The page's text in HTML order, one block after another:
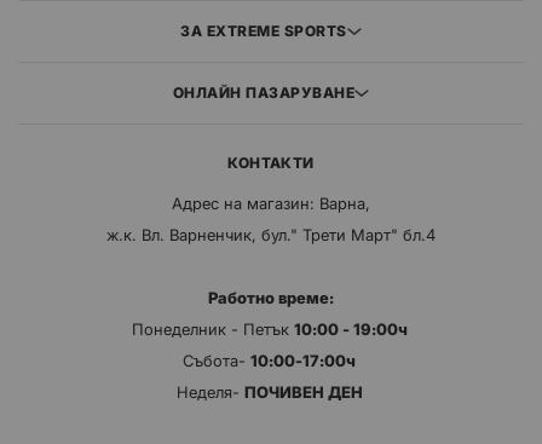
ЗА EXTREME SPORTS
ОНЛАЙН ПАЗАРУВАНЕ
КОНТАКТИ
Адрес на магазин: Варна,
ж.к. Вл. Варненчик, бул." Трети Март" бл.4
Работно време:
Понеделник - Петък 10:00 - 19:00ч
Събота- 10:00-17:00ч
Неделя- ПОЧИВЕН ДЕН